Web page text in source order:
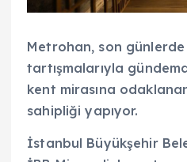
Metrohan, son
tartışmalarıyla
kent mirasına
sahipliği yapıyor.
İstanbul Büyükşehir